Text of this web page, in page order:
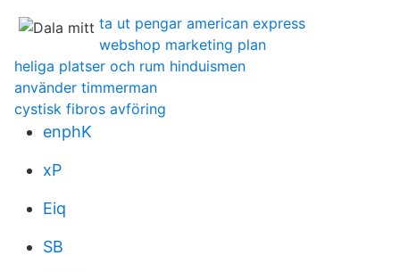
ta ut pengar american express
webshop marketing plan
heliga platser och rum hinduismen
använder timmerman
cystisk fibros avföring
enphK
xP
Eiq
SB